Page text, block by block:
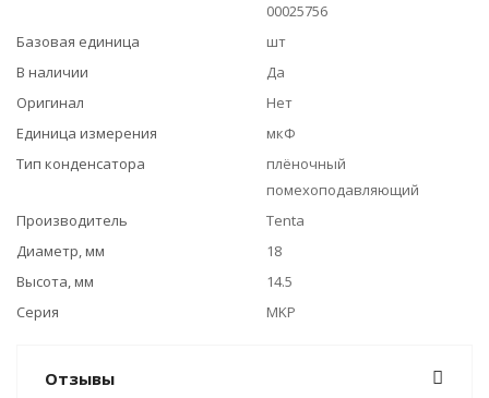
00025756
Базовая единица
шт
В наличии
Да
Оригинал
Нет
Единица измерения
мкФ
Тип конденсатора
плёночный
помехоподавляющий
Производитель
Tenta
Диаметр, мм
18
Высота, мм
14.5
Серия
MKP
Отзывы